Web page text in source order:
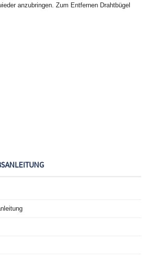
anzubringen. Zum Entfernen Drahtbügel